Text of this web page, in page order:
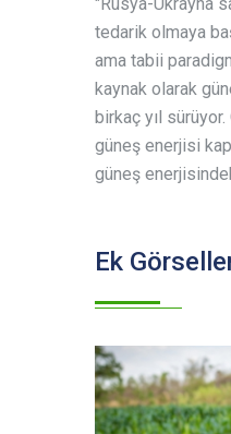
tedarik olmaya
ama tabii
kaynak olarak
birkaç yıl
güneş enerjisi
güneş
Ek